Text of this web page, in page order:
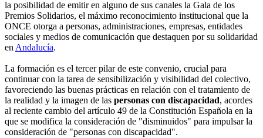
la posibilidad de emitir en alguno de sus canales la Gala de los
Premios Solidarios, el máximo reconocimiento institucional que la
ONCE otorga a personas, administraciones, empresas, entidades
sociales y medios de comunicación que destaquen por su solidaridad
en Andalucía.
La formación es el tercer pilar de este convenio, crucial para
continuar con la tarea de sensibilización y visibilidad del colectivo,
favoreciendo las buenas prácticas en relación con el tratamiento de
la realidad y la imagen de las personas con discapacidad, acordes
al reciente cambio del artículo 49 de la Constitución Española en la
que se modifica la consideración de "disminuidos" para impulsar la
consideración de "personas con discapacidad".